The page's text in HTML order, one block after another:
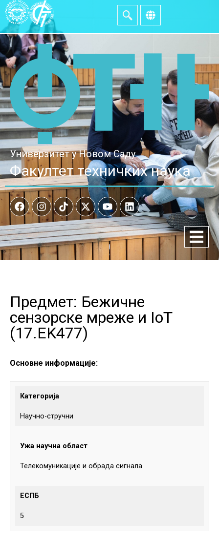
Универзитет у Новом Саду
Факултет техничких наука
Предмет: Бежичне
сензорске мреже и IoT
(17.EK477)
Основне информације:
Категорија
Научно-стручни
Ужа научна област
Телекомуникације и обрада сигнала
ЕСПБ
5